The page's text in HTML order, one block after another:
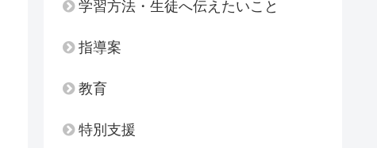
学習方法・生徒へ伝えたいこと
指導案
教育
特別支援